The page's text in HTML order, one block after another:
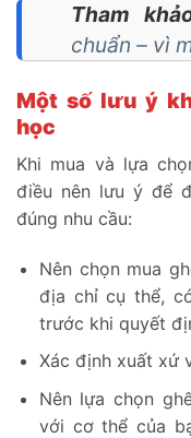
Tham
chuẩn – vì
Một số lưu ý
học
Khi mua và lựa
điều nên lưu ý để
đúng nhu cầu:
Nên chọn mua
địa chỉ cụ thể,
trước khi quyết
Xác định xuất xứ
Nên lựa chọn
với cơ thể của